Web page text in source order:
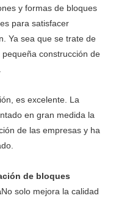
y formas de bloques
para satisfacer
Ya sea que se trate de
construcción de
es excelente. La
en gran medida la
de las empresas y ha
de bloques
No solo mejora la calidad